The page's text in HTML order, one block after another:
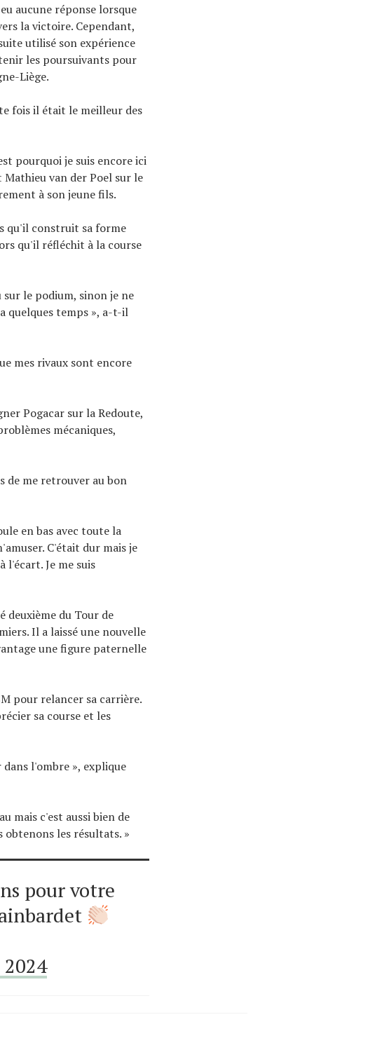
aucune réponse lorsque
la victoire. Cependant,
utilisé son expérience
les poursuivants pour
Liège.
fois il était le meilleur des
pourquoi je suis encore ici
van der Poel sur le
à son jeune fils.
qu'il construit sa forme
qu'il réfléchit à la course
le podium, sinon je ne
quelques temps », a-t-il
mes rivaux sont encore
Pogacar sur la Redoute,
mécaniques,
de me retrouver au bon
en bas avec toute la
C'était dur mais je
l'écart. Je me suis
du Tour de
Il a laissé une nouvelle
une figure paternelle
pour relancer sa carrière.
sa course et les
l'ombre », explique
mais c'est aussi bien de
les résultats. »
pour votre